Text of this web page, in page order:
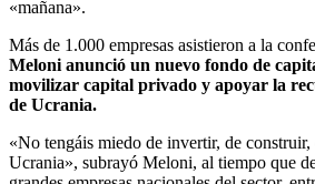
«mañana».
Más de 1.000 empresas asistieron a la
Meloni anunció un nuevo fondo de
movilizar capital privado y apoyar la
de Ucrania.
«No tengáis miedo de invertir, de construir,
Ucrania», subrayó Meloni, al tiempo que